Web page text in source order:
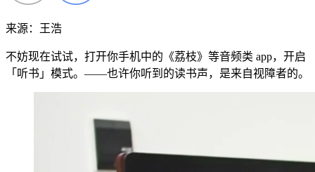
来源：王浩
不妨现在试试，打开你手机中的《荔枝》等音频类 app，开启
「听书」模式。——也许你听到的读书声，是来自视障者的。